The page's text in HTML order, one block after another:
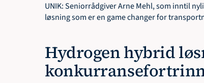
UNIK: Seniorrådgiver Arne Mehl, som inntil
løsning som er en game changer for
Hydrogen hybrid